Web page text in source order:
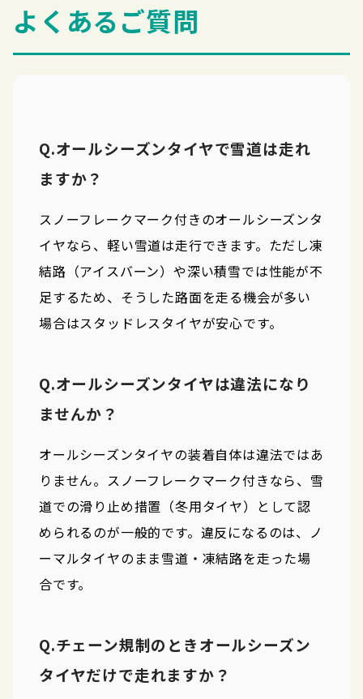
よくあるご質問
Q.オールシーズンタイヤで雪道は走れ
ますか？
スノーフレークマーク付きのオールシーズンタ
イヤなら、軽い雪道は走行できます。ただし凍
結路（アイスバーン）や深い積雪では性能が不
足するため、そうした路面を走る機会が多い
場合はスタッドレスタイヤが安心です。
Q.オールシーズンタイヤは違法になり
ませんか？
オールシーズンタイヤの装着自体は違法ではあ
りません。スノーフレークマーク付きなら、雪
道での滑り止め措置（冬用タイヤ）として認
められるのが一般的です。違反になるのは、ノ
ーマルタイヤのまま雪道・凍結路を走った場
合です。
Q.チェーン規制のときオールシーズン
タイヤだけで走れますか？